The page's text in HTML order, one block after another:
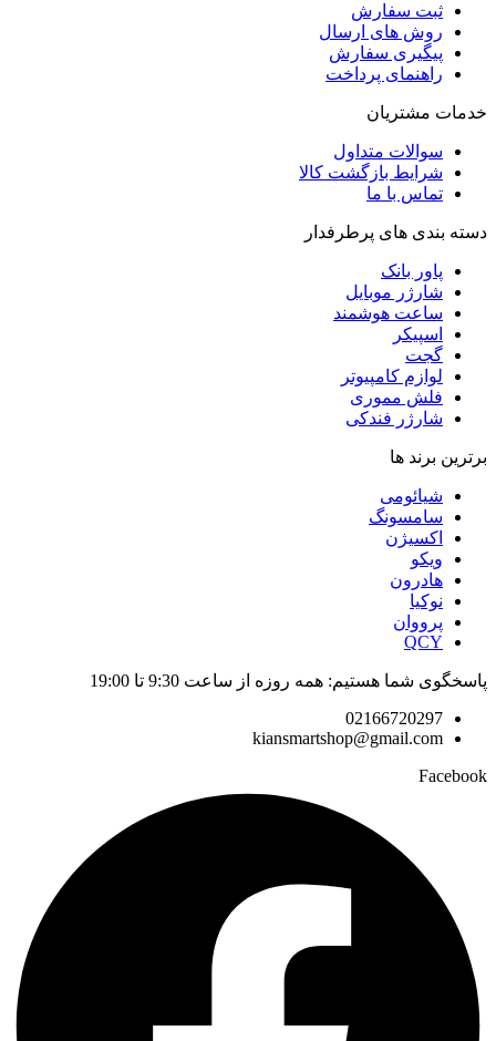
ثبت سفارش
روش‌ های ارسال
پیگیری سفارش
راهنمای پرداخت
خدمات مشتریان
سوالات متداول
شرایط بازگشت کالا
تماس با ما
دسته بندی های پرطرفدار
پاور بانک
شارژر موبایل
ساعت هوشمند
اسپیکر
گجت
لوازم کامپیوتر
فلش مموری
شارژر فندکی
برترین برند ها
شیائومی
سامسونگ
اکسیژن
ویکو
هادرون
نوکیا
پرووان
QCY
پاسخگوی شما هستیم: همه روزه از ساعت 9:30 تا 19:00
02166720297
kiansmartshop@gmail.com
Facebook